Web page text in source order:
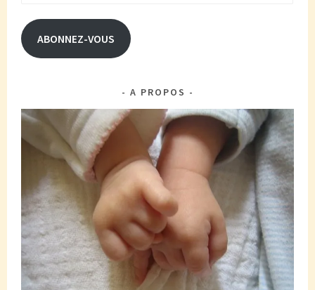
mail
ABONNEZ-VOUS
A PROPOS